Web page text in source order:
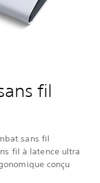
fil
sans fil
fil à latence ultra
conçu